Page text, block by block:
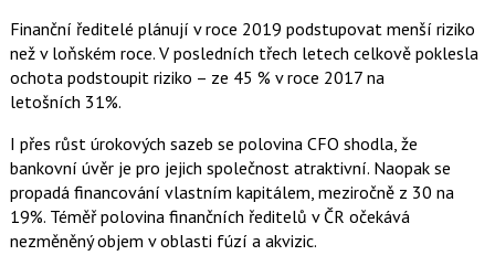
Finanční ředitelé plánují v roce 2019 podstupovat menší riziko
než v loňském roce. V posledních třech letech celkově poklesla
ochota podstoupit riziko – ze 45 % v roce 2017 na
letošních 31%.
I přes růst úrokových sazeb se polovina CFO shodla, že
bankovní úvěr je pro jejich společnost atraktivní. Naopak se
propadá financování vlastním kapitálem, meziročně z 30 na
19%. Téměř polovina finančních ředitelů v ČR očekává
nezměněný objem v oblasti fúzí a akvizic.